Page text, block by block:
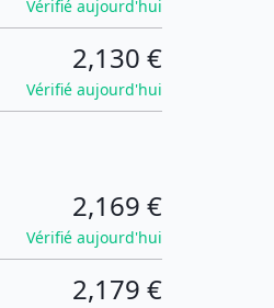
Vérifié aujourd'hui
2,130 €
Vérifié aujourd'hui
2,169 €
Vérifié aujourd'hui
2,179 €